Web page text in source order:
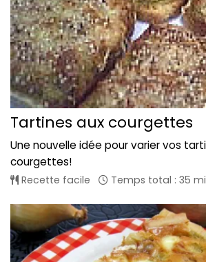
Tartines aux courgettes
Une nouvelle idée pour varier vos
courgettes!
Recette facile Temps total : 35